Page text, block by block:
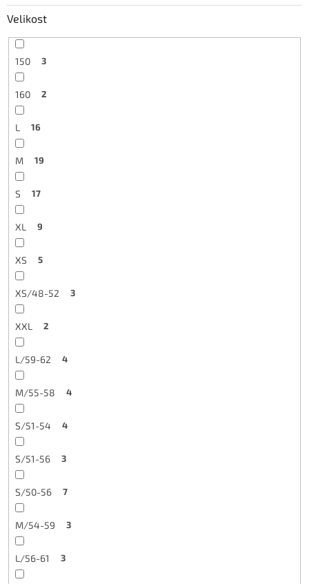
Velikost
150 3
160 2
L 16
M 19
S 17
XL 9
XS 5
XS/48-52 3
XXL 2
L/59-62 4
M/55-58 4
S/51-54 4
S/51-56 3
S/50-56 7
M/54-59 3
L/56-61 3